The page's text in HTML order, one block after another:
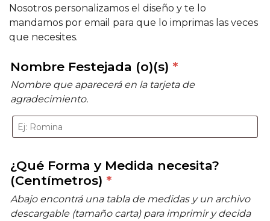
Nosotros personalizamos el diseño y te lo
mandamos por email para que lo imprimas las veces
que necesites.
Nombre Festejada (o)(s) *
Nombre que aparecerá en la tarjeta de
agradecimiento.
¿Qué Forma y Medida necesita?
(Centímetros) *
Abajo encontrá una tabla de medidas y un archivo
descargable (tamaño carta) para imprimir y decida